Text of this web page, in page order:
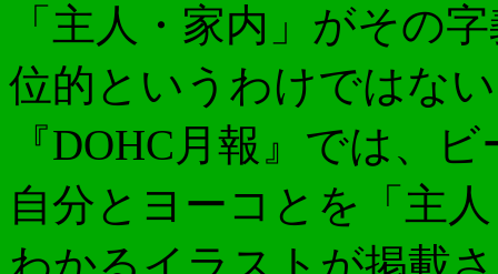
「主人・家内」がその
位的というわけではな
『DOHC月報』では、
自分とヨーコとを「主